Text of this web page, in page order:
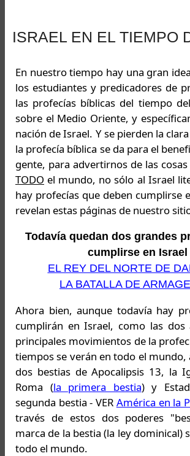
ISRAEL EN EL TIEMPO
En nuestro tiempo hay una gran
los estudiantes y predicadores de
las profecías bíblicas del tiempo
sobre el Medio Oriente, y
nación de Israel. Y se pierden la
la profecía bíblica se da para el
gente, para advertirnos de las
TODO el mundo, no sólo al Israel
hay profecías que deben cumplirse
revelan estas páginas de nuestro
Todavía quedan dos grandes
cumplirse en Israel
EL REY DEL NORTE DE
LA BATALLA DE
Ahora bien, aunque todavía hay
cumplirán en Israel, como las dos
principales movimientos de la
tiempos se verán en todo el mundo,
dos bestias de Apocalipsis 13, la
Roma (la primera bestia) y
segunda bestia - VER América en la
través de estos dos poderes
marca de la bestia (la ley dominical)
todo el mundo.